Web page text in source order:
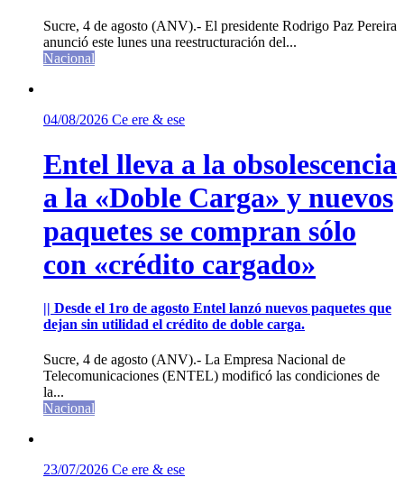
Sucre, 4 de agosto (ANV).- El presidente Rodrigo Paz Pereira
anunció este lunes una reestructuración del...
Nacional
04/08/2026 Ce ere & ese
Entel lleva a la obsolescencia
a la «Doble Carga» y nuevos
paquetes se compran sólo
con «crédito cargado»
|| Desde el 1ro de agosto Entel lanzó nuevos paquetes que
dejan sin utilidad el crédito de doble carga.
Sucre, 4 de agosto (ANV).- La Empresa Nacional de
Telecomunicaciones (ENTEL) modificó las condiciones de
la...
Nacional
23/07/2026 Ce ere & ese